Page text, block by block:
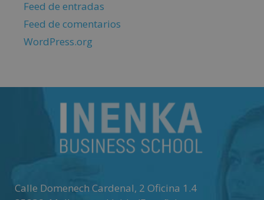
Feed de entradas
Feed de comentarios
WordPress.org
Calle Domenech Cardenal, 2 Oficina 1.4